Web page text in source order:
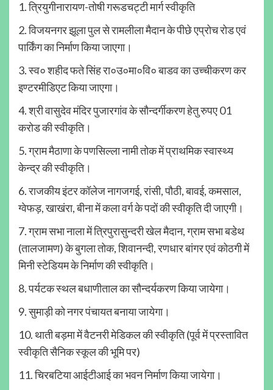
1. त्रियुगीनारायण-तोषी गरूडचट्टी मार्ग स्वीकृति
2. विजयनगर झूला पुल से रामलीला मैदान के पीछे एप्रोच रोड एवं
पार्किंग का निर्माण किया जाएगा।
3. स्व० शहीद फते सिंह रा०उ०मा०वि० बाडव का उच्चीकरण कर
इण्टरमीडिएट किया जाएगा।
4. श्री वासुदेव मंदिर पुजारगांव के सौन्दर्गीकरण हेतु रुपए 01
करोड की स्वीकृति।
5. ग्राम मैठाणा के पणसिल्ला नामी तोक में प्राथमिक स्वास्थ्य
केन्द्र की स्वीकृति।
6. राजकीय इंटर कॉलेज नागजगई, रांसी, पौठी, बावई, कमसाल,
ग्वेफड़, खाखंरा, बीना में कला वर्ग के पदों की स्वीकृति दी जाएगी।
7. ग्राम सभा नाला में त्रिपुरासुन्दरी खेल मैदान, ग्राम सभा बडेथ
(तालजामण) के बुगला तोक, शिवानन्दी, रणधार बांगर एवं कोठगी में
मिनी स्टेडियम के निर्माण की स्वीकृति।
8. पर्यटक स्थल बधाणीताल का सौन्दर्यकरण किया जायेगा।
9. सुमाड़ी को नगर पंचायत बनाया जायेगा।
10. थाती बड़मा में वैटनरी मेडिकल की स्वीकृति (पूर्व में प्रस्तावित
स्वीकृति सैनिक स्कूल की भूमि पर)
11. चिरबटिया आईटीआई का भवन निर्माण किया जायेगा।